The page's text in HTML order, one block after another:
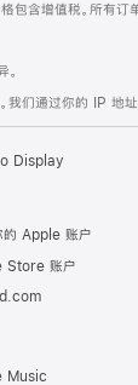
包含增值税。所有订
我们通过你的 IP 地
Display
的 Apple 账户
Store 账户
Music